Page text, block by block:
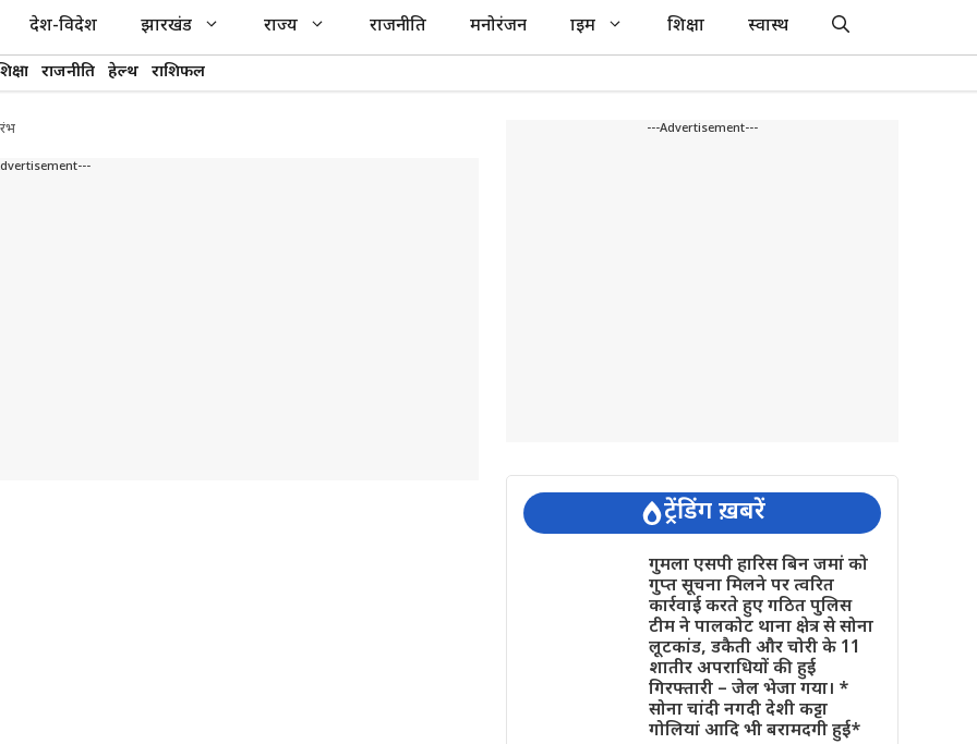
देश-विदेश झारखंड राज्य राजनीति मनोरंजन क्राइम शिक्षा स्वास्थ
राजनीति हेल्थ राशिफल
---Advertisement---
ट्रेंडिंग ख़बरें
गुमला एसपी हारिस बिन जमां को
गुप्त सूचना मिलने पर त्वरित
कार्रवाई करते हुए गठित पुलिस
टीम ने पालकोट थाना क्षेत्र से सोना
लूटकांड, डकैती और चोरी के 11
शातीर अपराधियों की हुई
गिरफ्तारी – जेल भेजा गया। *
सोना चांदी नगदी देशी कट्टा
गोलियां आदि भी बरामदगी हुई*